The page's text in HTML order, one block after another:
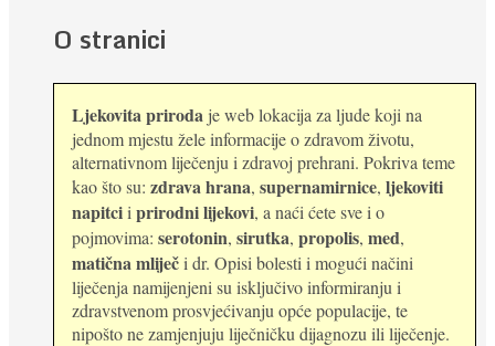
O stranici
Ljekovita priroda je web lokacija za ljude koji na
jednom mjestu žele informacije o zdravom životu,
alternativnom liječenju i zdravoj prehrani. Pokriva teme
kao što su: zdrava hrana, supernamirnice, ljekoviti
napitcii prirodni lijekovi, a naći ćete sve i o
pojmovima: serotonin, sirutka, propolis, med,
matična mliječi dr. Opisi bolesti i mogući načini
liječenja namijenjeni su isključivo informiranju i
zdravstvenom prosvjećivanju opće populacije, te
nipošto ne zamjenjuju liječničku dijagnozu ili liječenje.